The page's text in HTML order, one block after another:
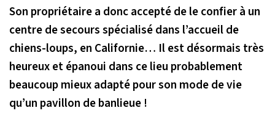
Son propriétaire a donc accepté de le confier à un
centre de secours spécialisé dans l’accueil de
chiens-loups, en Californie… Il est désormais très
heureux et épanoui dans ce lieu probablement
beaucoup mieux adapté pour son mode de vie
qu’un pavillon de banlieue !